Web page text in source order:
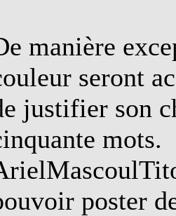
manière
seront
justifier son
mots.
poster